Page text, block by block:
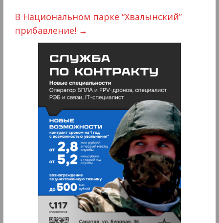
В Национальном парке “Хвалынский”
прибавление! →